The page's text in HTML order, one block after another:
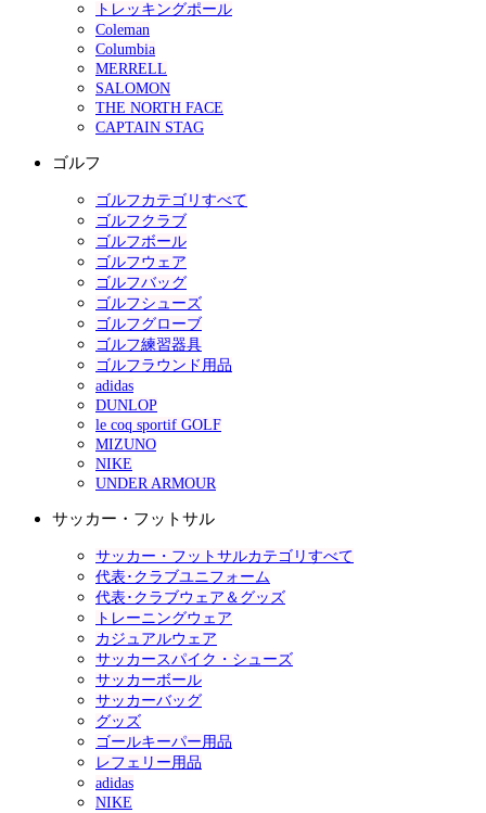
トレッキングポール
Coleman
Columbia
MERRELL
SALOMON
THE NORTH FACE
CAPTAIN STAG
ゴルフ
ゴルフカテゴリすべて
ゴルフクラブ
ゴルフボール
ゴルフウェア
ゴルフバッグ
ゴルフシューズ
ゴルフグローブ
ゴルフ練習器具
ゴルフラウンド用品
adidas
DUNLOP
le coq sportif GOLF
MIZUNO
NIKE
UNDER ARMOUR
サッカー・フットサル
サッカー・フットサルカテゴリすべて
代表･クラブユニフォーム
代表･クラブウェア＆グッズ
トレーニングウェア
カジュアルウェア
サッカースパイク・シューズ
サッカーボール
サッカーバッグ
グッズ
ゴールキーパー用品
レフェリー用品
adidas
NIKE